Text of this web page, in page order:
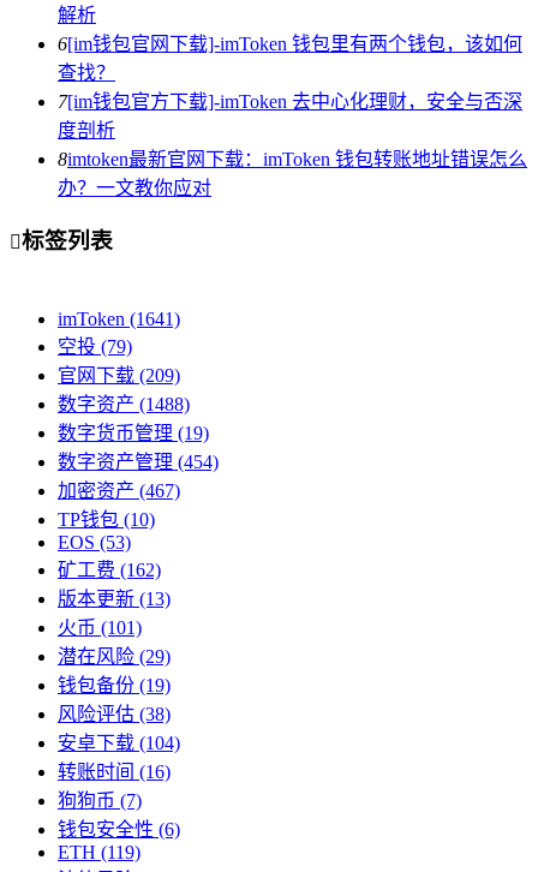
解析
6[im钱包官网下载]-imToken 钱包里有两个钱包，该如何
查找？
7[im钱包官方下载]-imToken 去中心化理财，安全与否深
度剖析
8imtoken最新官网下载：imToken 钱包转账地址错误怎么
办？一文教你应对
标签列表
imToken (1641)
空投 (79)
官网下载 (209)
数字资产 (1488)
数字货币管理 (19)
数字资产管理 (454)
加密资产 (467)
TP钱包 (10)
EOS (53)
矿工费 (162)
版本更新 (13)
火币 (101)
潜在风险 (29)
钱包备份 (19)
风险评估 (38)
安卓下载 (104)
转账时间 (16)
狗狗币 (7)
钱包安全性 (6)
ETH (119)